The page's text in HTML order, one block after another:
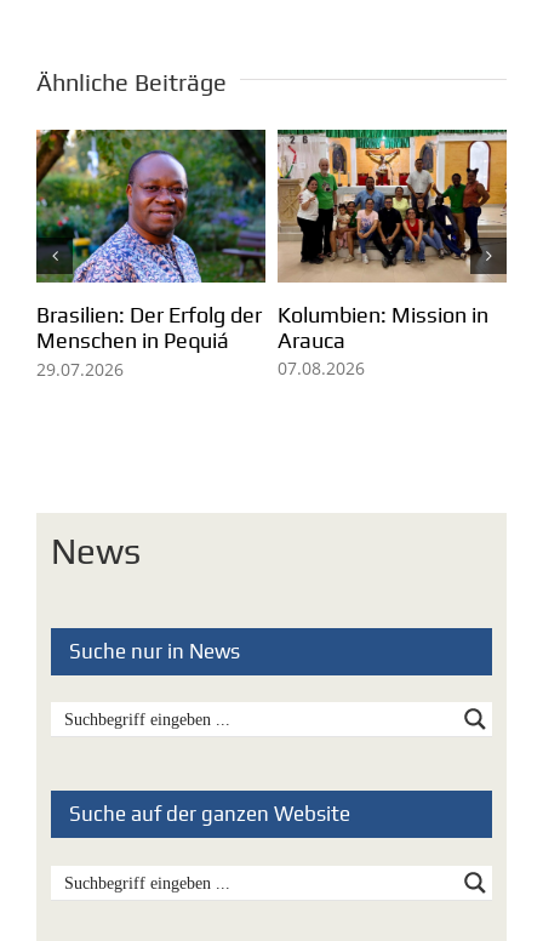
Ähnliche Beiträge
Brasilien: Der Erfolg der
Menschen in Pequiá
29.07.2026
Kolumbien: Mission in
Arauca
07.08.2026
News
Suche nur in News
Suche auf der ganzen Website